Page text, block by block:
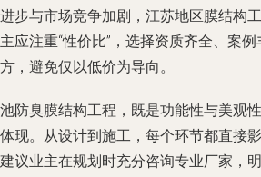
步与市场竞争加剧，江苏地区膜结构工
应注重“性价比”，选择资质齐全、案例
，避免仅以低价为导向。
防臭膜结构工程，既是功能性与美观性
现。从设计到施工，每个环节都直接影
议业主在规划时充分咨询专业厂家，明